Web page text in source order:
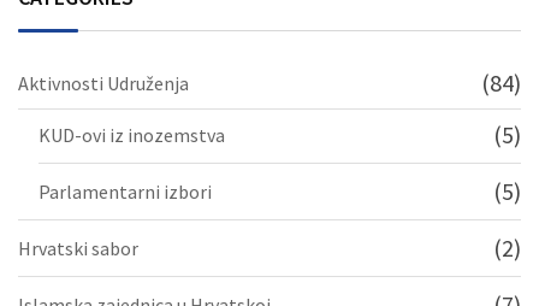
Aktivnosti Udruženja (84)
KUD-ovi iz inozemstva (5)
Parlamentarni izbori (5)
Hrvatski sabor (2)